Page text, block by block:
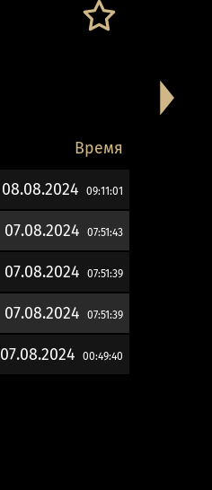
Время
08.08.2024 09:11:01
07.08.2024 07:51:43
07.08.2024 07:51:39
07.08.2024 07:51:39
07.08.2024 00:49:40